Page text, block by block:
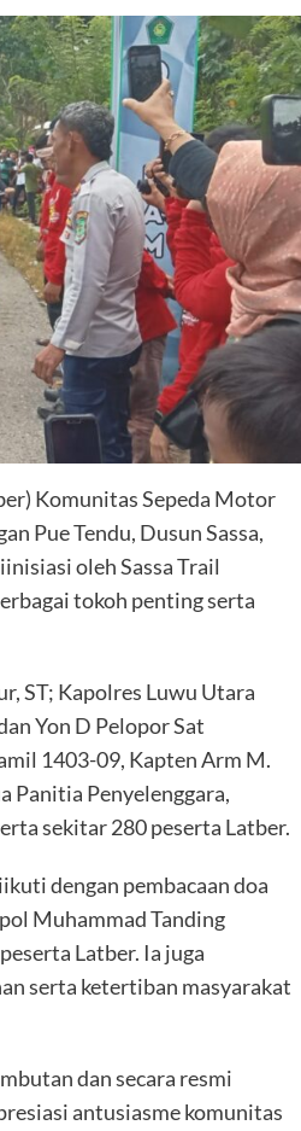
Komunitas Sepeda Motor
Pue Tendu, Dusun Sassa,
oleh Sassa Trail
tokoh penting serta
ST; Kapolres Luwu Utara
Yon D Pelopor Sat
1403-09, Kapten Arm M.
Panitia Penyelenggara,
sekitar 280 peserta Latber.
dengan pembacaan doa
Muhammad Tanding
Latber. Ia juga
serta ketertiban masyarakat
dan secara resmi
antusiasme komunitas